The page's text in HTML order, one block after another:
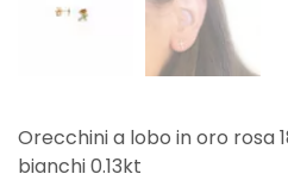
Orecchini a lobo in oro rosa
bianchi 0.13kt